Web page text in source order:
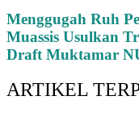
Menggugah Ruh
Muassis Usulkan
Draft Muktamar
ARTIKEL